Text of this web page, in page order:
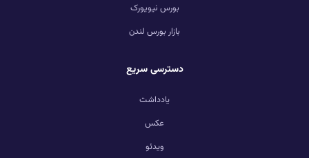
بورس نیویورک
بازار بورس لندن
دسترسی سریع
یادداشت
عکس
ویدئو